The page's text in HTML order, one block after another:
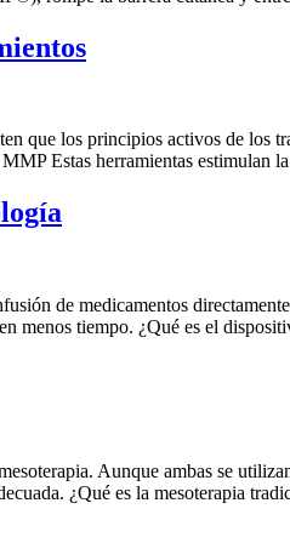
que los principios activos de los
Estas herramientas estimulan
de medicamentos
en menos tiempo. ¿Qué es el
Aunque ambas se
¿Qué es la mesoterapia